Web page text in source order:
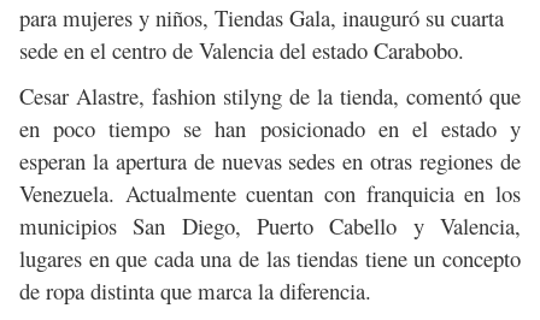
para mujeres y niños, Tiendas Gala, inauguró su cuarta
sede en el centro de Valencia del estado Carabobo.
Cesar Alastre, fashion stilyng de la tienda, comentó que
en poco tiempo se han posicionado en el estado y
esperan la apertura de nuevas sedes en otras regiones de
Venezuela. Actualmente cuentan con franquicia en los
municipios San Diego, Puerto Cabello y Valencia,
lugares en que cada una de las tiendas tiene un concepto
de ropa distinta que marca la diferencia.